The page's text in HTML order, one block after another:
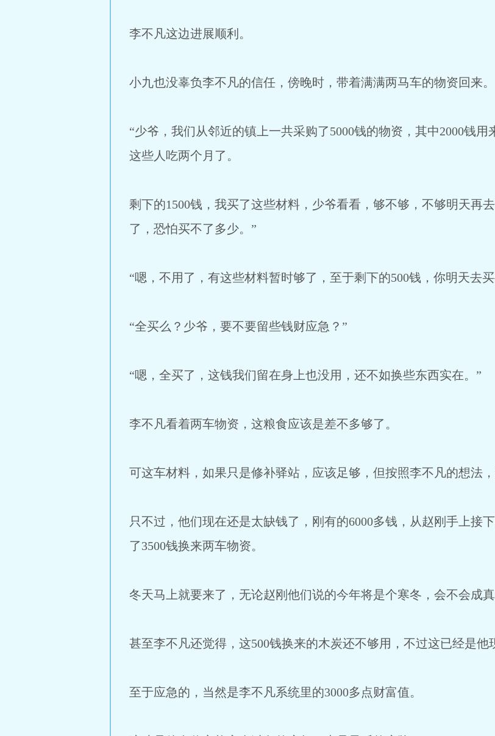
李不凡这边进展顺利。
小九也没辜负李不凡的信任，傍晚时，带着满满两马车的物资回来。
“少爷，我们从邻近的镇上一共采购了5000钱的物资，其中2000钱
这些人吃两个月了。
剩下的1500钱，我买了这些材料，少爷看看，够不够，不够明天再
了，恐怕买不了多少。”
“嗯，不用了，有这些材料暂时够了，至于剩下的500钱，你明天去
“全买么？少爷，要不要留些钱财应急？”
“嗯，全买了，这钱我们留在身上也没用，还不如换些东西实在。”
李不凡看着两车物资，这粮食应该是差不多够了。
可这车材料，如果只是修补驿站，应该足够，但按照李不凡的想法
只不过，他们现在还是太缺钱了，刚有的6000多钱，从赵刚手上接
了3500钱换来两车物资。
冬天马上就要来了，无论赵刚他们说的今年将是个寒冬，会不会成
甚至李不凡还觉得，这500钱换来的木炭还不够用，不过这已经是他
至于应急的，当然是李不凡系统里的3000多点财富值。